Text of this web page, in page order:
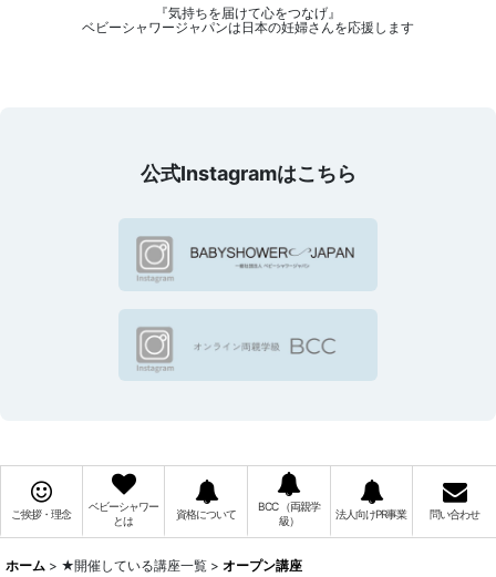
『気持ちを届けて心をつなげ』
ベビーシャワージャパンは日本の妊婦さんを応援します
公式Instagramはこちら
ご挨拶・理念
ベビーシャワー
とは
資格について
BCC （両親学
級）
法人向けPR事業 問い合わせ
ホーム > ★開催している講座一覧 > オープン講座